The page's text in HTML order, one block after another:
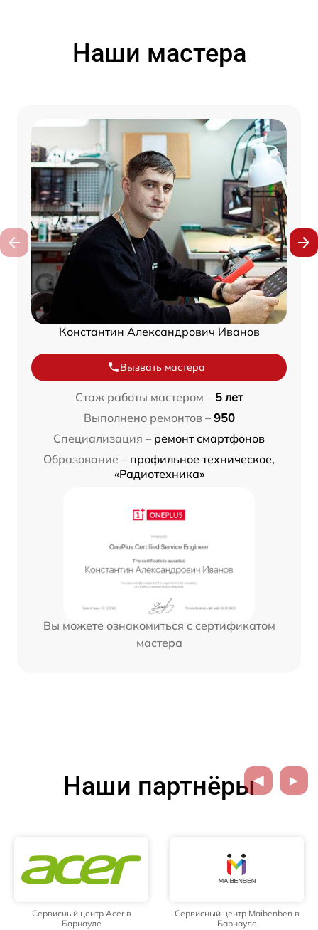
Наши мастера
Константин Александрович Иванов
Вызвать мастера
Стаж работы мастером – 5 лет
Выполнено ремонтов – 950
Специализация – ремонт смартфонов
Образование – профильное техническое,
«Радиотехника»
Вы можете ознакомиться с сертификатом
мастера
Наши партнёры
Сервисный центр Acer в
Барнауле
Сервисный центр Maibenben в
Барнауле